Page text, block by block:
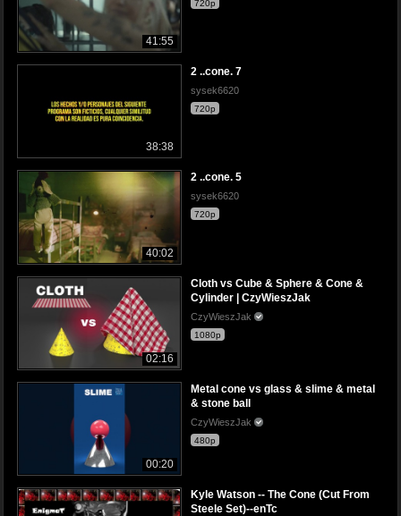
41:55
720p
38:38
2 ..cone. 7
sysek6620
720p
40:02
2 ..cone. 5
sysek6620
720p
02:16
Cloth vs Cube & Sphere & Cone &
Cylinder | CzyWieszJak
CzyWieszJak
1080p
00:20
Metal cone vs glass & slime & metal
& stone ball
CzyWieszJak
480p
Kyle Watson -- The Cone (Cut From
Steele Set)--enTc